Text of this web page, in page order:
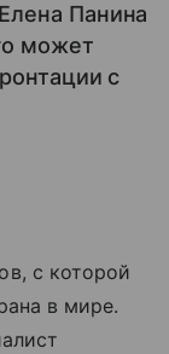
Панина
может
с
с которой
в мире.